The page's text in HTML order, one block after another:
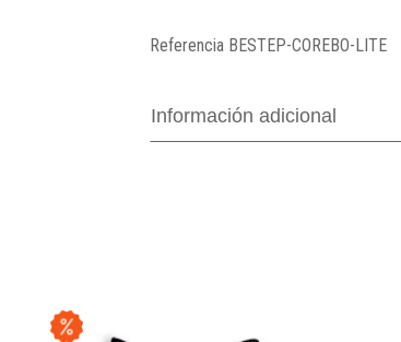
Referencia BESTEP-COREBO-LITE
Información adicional